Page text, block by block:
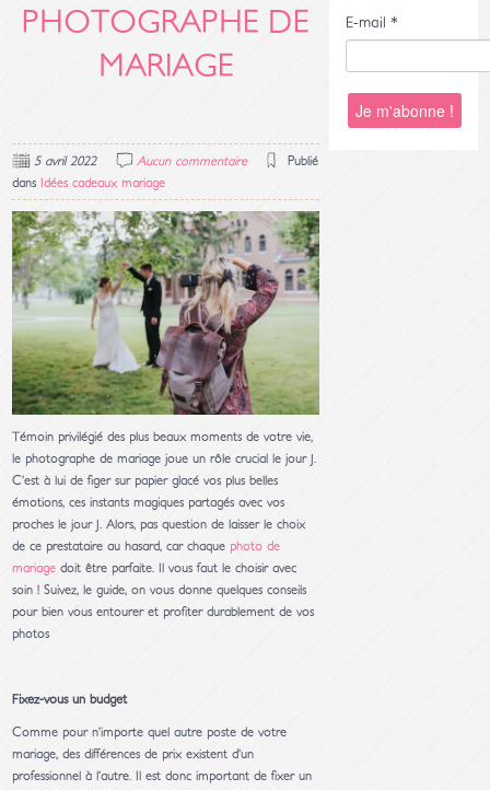
PHOTOGRAPHE DE
MARIAGE
5 avril 2022 Aucun commentaire
Publié
dans Idées cadeaux mariage
Témoin privilégié des plus beaux moments de votre vie,
le photographe de mariage joue un rôle crucial le jour J.
C’est à lui de figer sur papier glacé vos plus belles
émotions, ces instants magiques partagés avec vos
proches le jour J. Alors, pas question de laisser le choix
de ce prestataire au hasard, car chaque photo de
mariage doit être parfaite. Il vous faut le choisir avec
soin ! Suivez, le guide, on vous donne quelques conseils
pour bien vous entourer et profiter durablement de vos
photos
Fixez-vous un budget
Comme pour n’importe quel autre poste de votre
mariage, des différences de prix existent d’un
professionnel à l’autre. Il est donc important de fixer un
E-mail *